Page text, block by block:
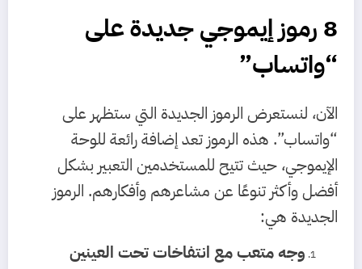
8 رموز إيموجي جديدة على
“واتساب”
الآن، لنستعرض الرموز الجديدة التي ستظهر على
“واتساب”. هذه الرموز تعد إضافة رائعة للوحة
الإيموجي، حيث تتيح للمستخدمين التعبير بشكل
أفضل وأكثر تنوعًا عن مشاعرهم وأفكارهم. الرموز
الجديدة هي:
وجه متعب مع انتفاخات تحت العينين